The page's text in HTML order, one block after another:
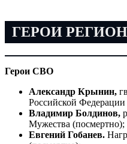
ГЕРОИ
Герои СВО
Александр Крынин,
Российской
Владимир Болдинов,
Мужества (посмертно);
Евгений Гобанев.